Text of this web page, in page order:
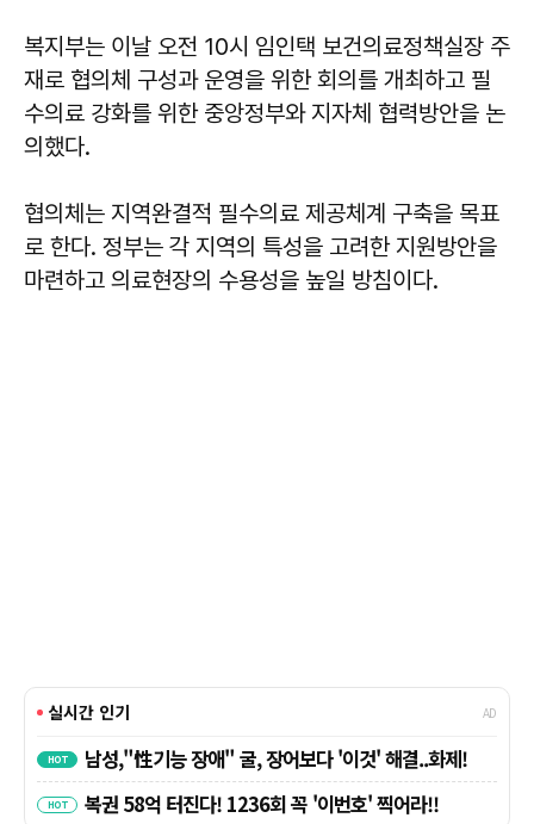
복지부는 이날 오전 10시 임인택 보건의료정책실장 주
재로 협의체 구성과 운영을 위한 회의를 개최하고 필
수의료 강화를 위한 중앙정부와 지자체 협력방안을 논
의했다.
협의체는 지역완결적 필수의료 제공체계 구축을 목표
로 한다. 정부는 각 지역의 특성을 고려한 지원방안을
마련하고 의료현장의 수용성을 높일 방침이다.